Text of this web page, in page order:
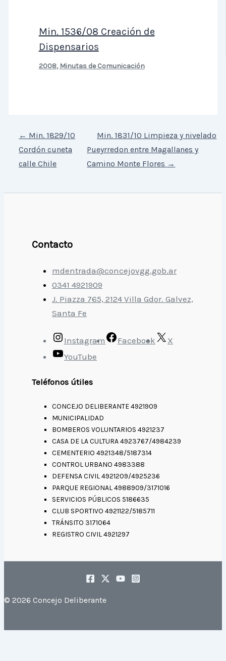
Min. 1536/08 Creación de
Dispensarios
2008, Minutas de Comunicación
← Min. 1829/10
Cordón cuneta
calle Chile
Min. 1831/10 Limpieza y nivelado
Pueyrredon entre Magallanes y
Camino Monte Flores →
Contacto
mdentrada@concejovgg.gob.ar
0341 4921909
J. Piazza 765, 2124 Villa Gdor. Galvez,
Santa Fe
Instagram Facebook
X
YouTube
Teléfonos útiles
CONCEJO DELIBERANTE 4921909
MUNICIPALIDAD
BOMBEROS VOLUNTARIOS 4921237
CASA DE LA CULTURA 4923767/4984239
CEMENTERIO 4921348/5187314
CONTROL URBANO 4983388
DEFENSA CIVIL 4921209/4925236
PARQUE REGIONAL 4988909/3171016
SERVICIOS PÚBLICOS 5186635
CLUB SPORTIVO 4921122/5185711
TRÁNSITO 3171064
REGISTRO CIVIL 4921297
© 2026 Concejo Deliberante